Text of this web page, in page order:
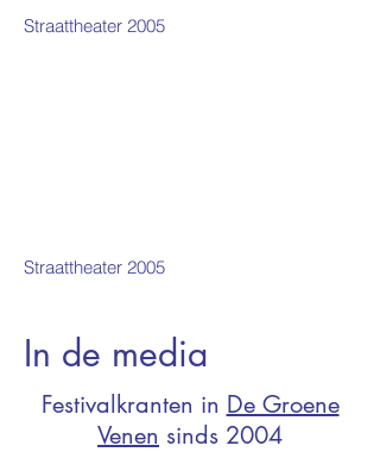
Straattheater 2005
Straattheater 2005
In de media
Festivalkranten in De Groene
Venen sinds 2004